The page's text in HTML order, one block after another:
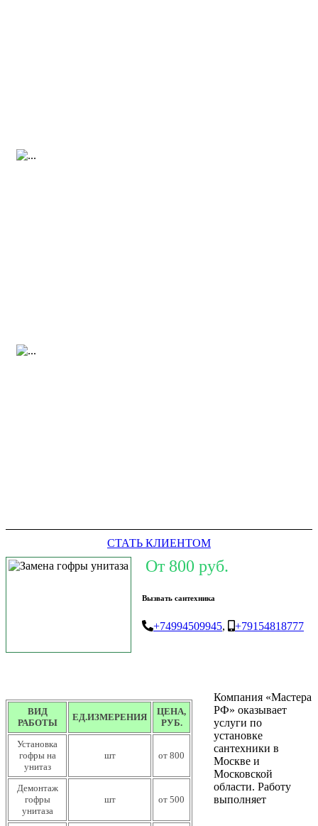
СТАТЬ КЛИЕНТОМ
От 800 руб.
Вызвать сантехника
+74994509945, +79154818777
ВИД
РАБОТЫ
ЕД.ИЗМЕРЕНИЯ
ЦЕНА,
РУБ.
Установка
гофры на
унитаз
шт от 800
Демонтаж
гофры
унитаза
шт от 500
Компания «Мастера
РФ» оказывает
услуги по
установке
сантехники в
Москве и
Московской
области. Работу
выполняет